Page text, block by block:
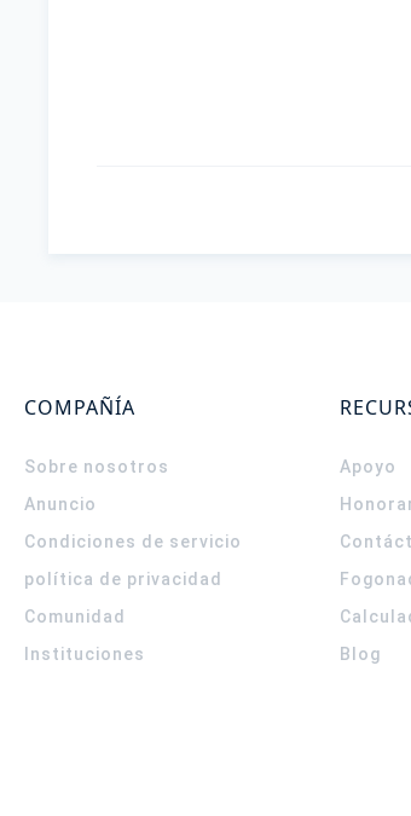
COMPAÑÍA
Sobre nosotros
Anuncio
Condiciones de servicio
política de privacidad
Comunidad
Instituciones
Apoyo
Blog